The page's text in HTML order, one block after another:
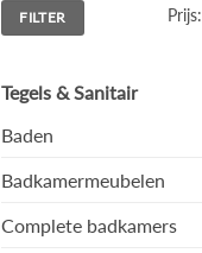
Min.
prijs
Max.
prijsFILTER Prijs:
Tegels & Sanitair
Baden
Badkamermeubelen
Complete badkamers